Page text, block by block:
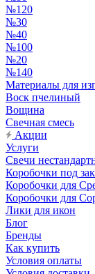
№120
№30
№40
№100
№20
№140
Материалы для
Воск пчелиный
Вощина
Свечная смесь
Акции
Услуги
Свечи
Коробочки под
Коробочки для
Коробочки для
Лики для икон
Блог
Бренды
Как купить
Условия оплаты